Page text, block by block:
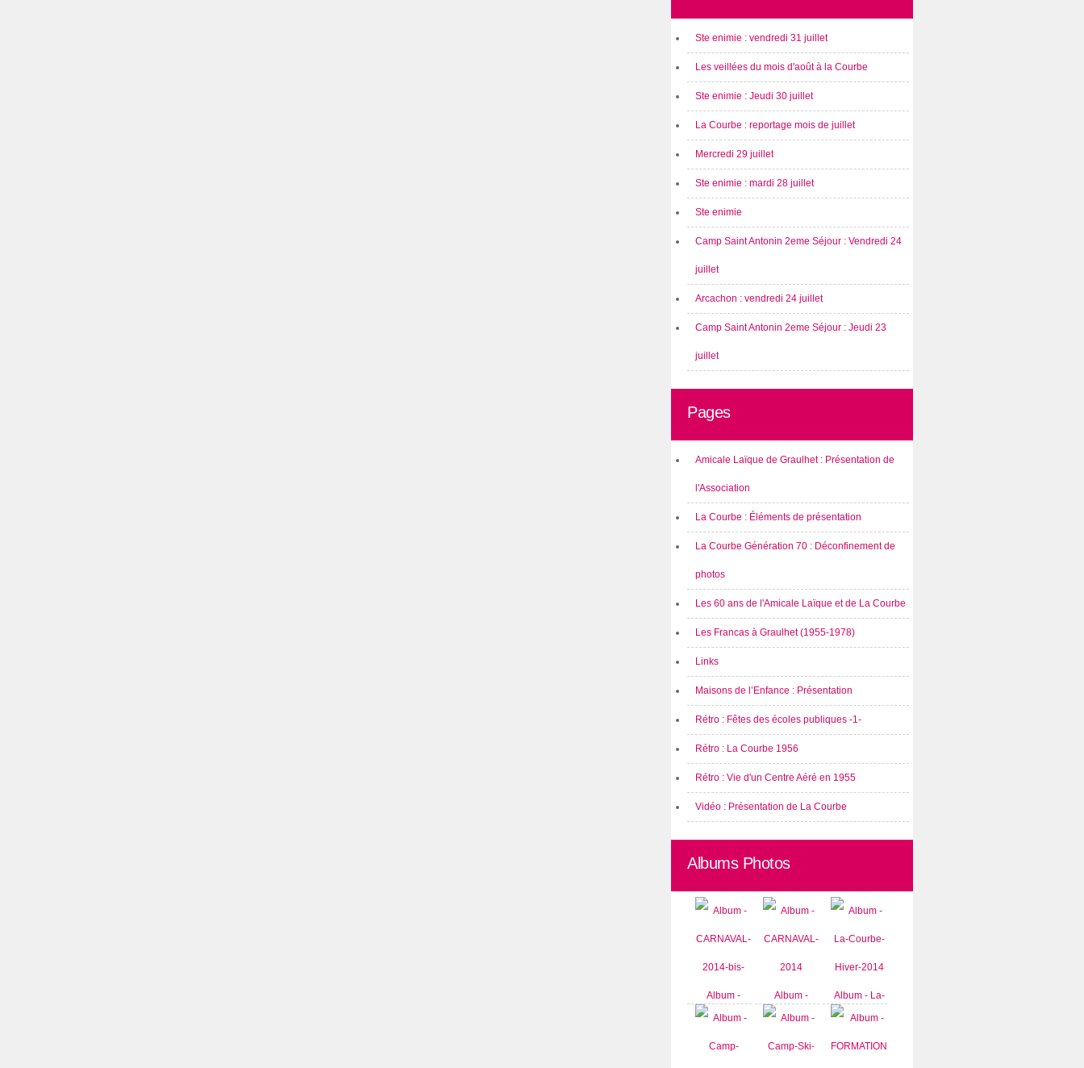
Ste enimie : vendredi 31 juillet
Les veillées du mois d'août à la Courbe
Ste enimie : Jeudi 30 juillet
La Courbe : reportage mois de juillet
Mercredi 29 juillet
Ste enimie : mardi 28 juillet
Ste enimie
Camp Saint Antonin 2eme Séjour : Vendredi 24
juillet
Arcachon : vendredi 24 juillet
Camp Saint Antonin 2eme Séjour : Jeudi 23
juillet
Pages
Amicale Laïque de Graulhet : Présentation de
l'Association
La Courbe : Éléments de présentation
La Courbe Génération 70 : Déconfinement de
photos
Les 60 ans de l'Amicale Laïque et de La Courbe
Les Francas à Graulhet (1955-1978)
Links
Maisons de l’Enfance : Présentation
Rétro : Fêtes des écoles publiques -1-
Rétro : La Courbe 1956
Rétro : Vie d'un Centre Aéré en 1955
Vidéo : Présentation de La Courbe
Albums Photos
Album -
CARNAVAL-
2014-bis-
Album -
CARNAVAL-
2014
Album - La-
Courbe-
Hiver-2014